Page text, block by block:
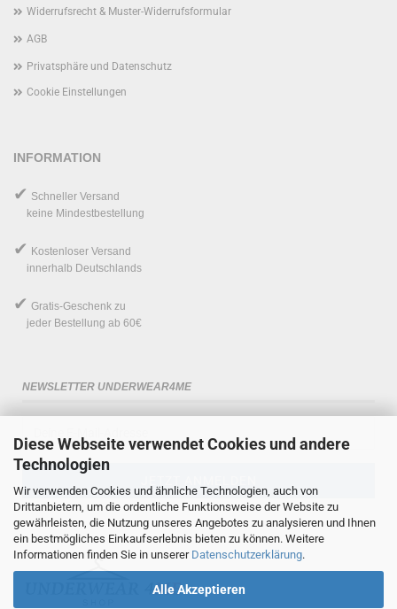
Diese Webseite verwendet Cookies und andere
Technologien
Wir verwenden Cookies und ähnliche Technologien, auch von
Drittanbietern, um die ordentliche Funktionsweise der Website zu
gewährleisten, die Nutzung unseres Angebotes zu analysieren und Ihnen
ein bestmögliches Einkaufserlebnis bieten zu können. Weitere
Informationen finden Sie in unserer Datenschutzerklärung.
Alle Akzeptieren
Widerrufsrecht & Muster-Widerrufsformular
AGB
Privatsphäre und Datenschutz
Cookie Einstellungen
INFORMATION
✔ Schneller Versand
keine Mindestbestellung
✔ Kostenloser Versand
innerhalb Deutschlands
✔ Gratis-Geschenk zu
jeder Bestellung ab 60€
NEWSLETTER UNDERWEAR4ME